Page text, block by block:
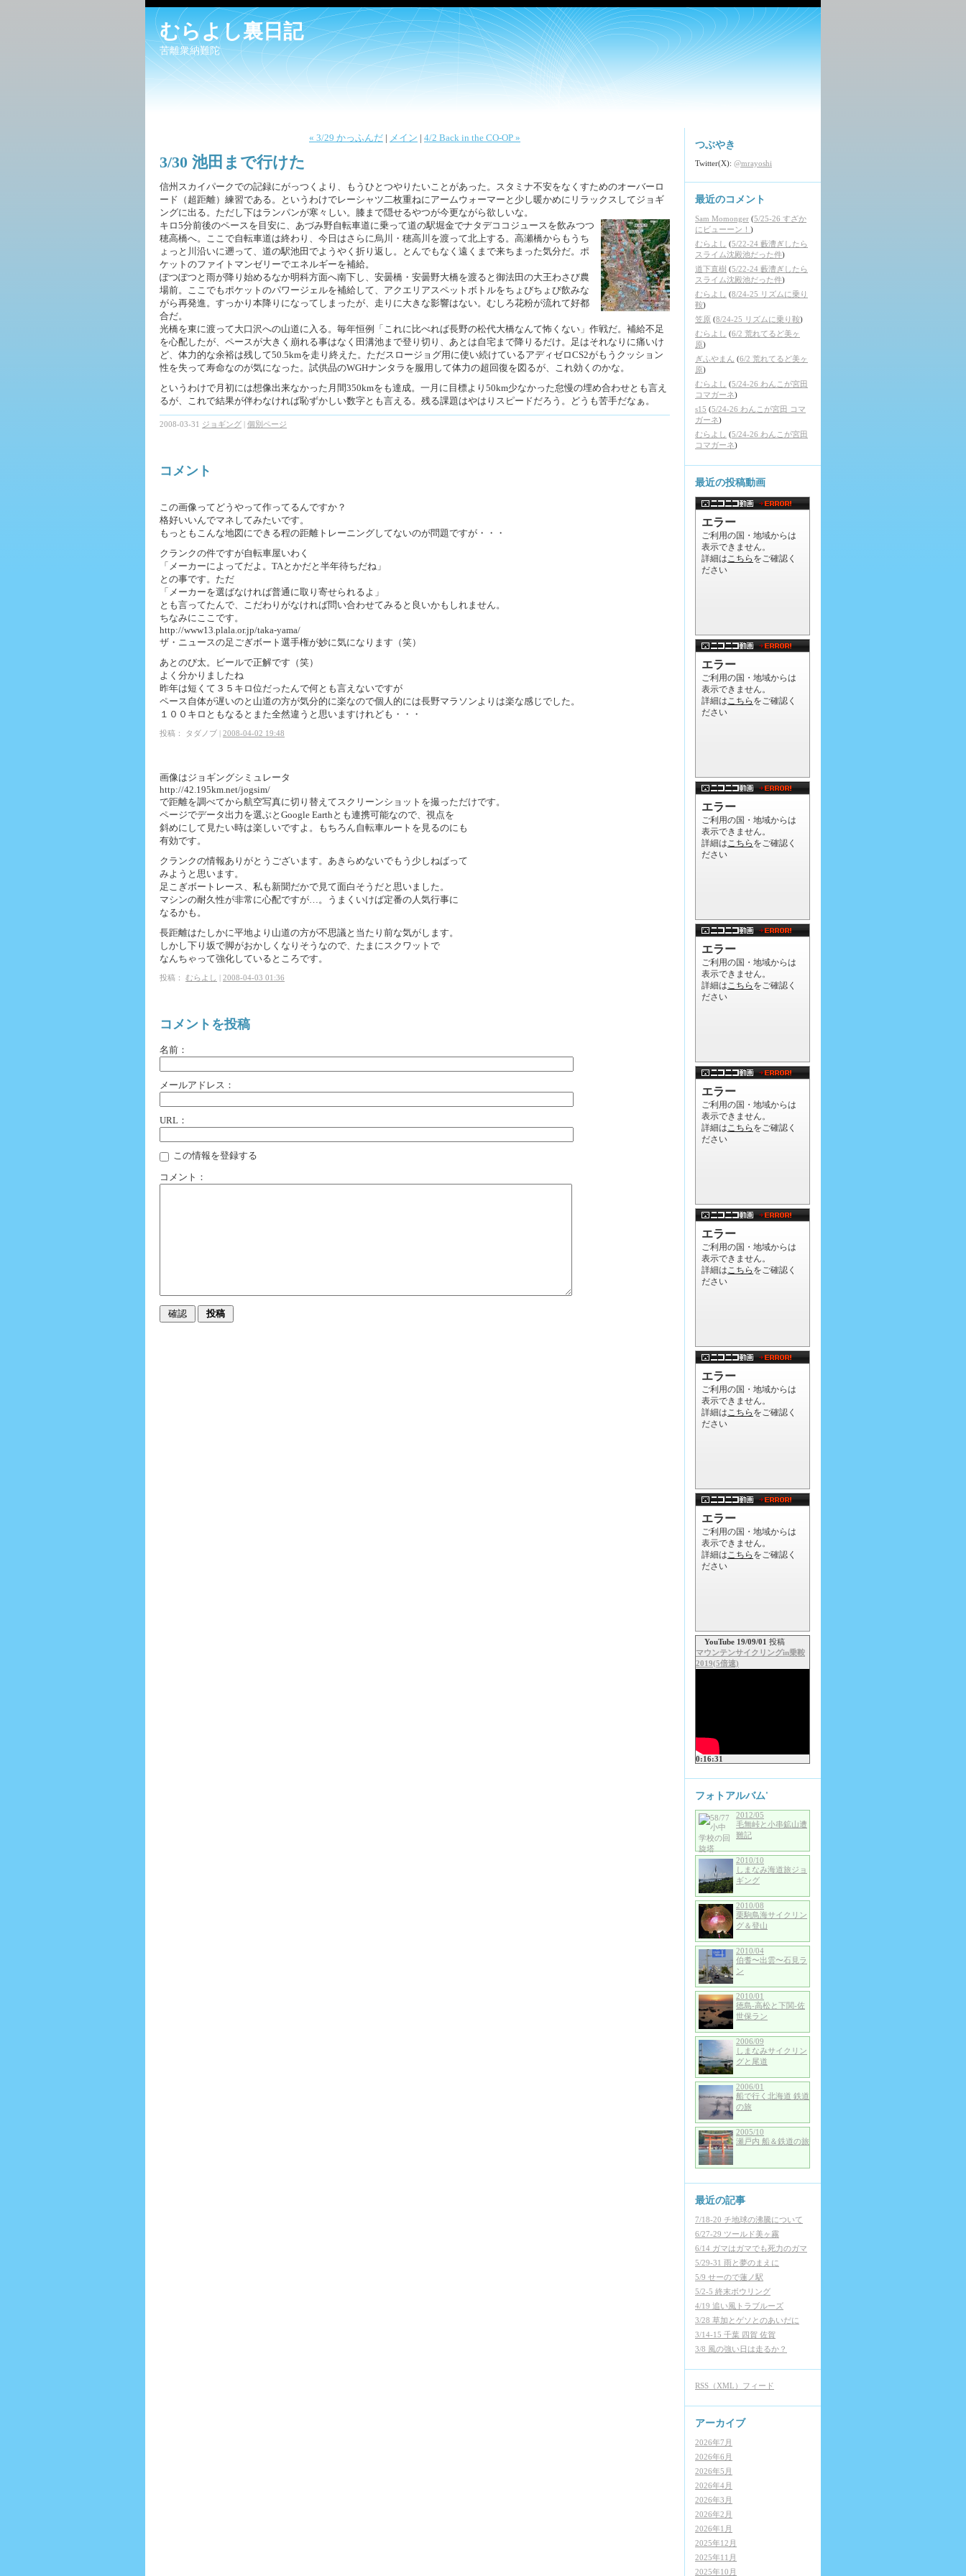
むらよし裏日記
苦離衆納難陀
« 3/29 かっふんだ | メイン | 4/2 Back in the CO-OP »
3/30 池田まで行けた
信州スカイパークでの記録にがっつくより、もうひとつやりたいことがあった。スタミナ不安をなくすためのオーバーロ
ード（超距離）練習である。というわけでレーシャツ二枚重ねにアームウォーマーと少し暖かめにリラックスしてジョギ
ングに出る。ただし下はランパンが寒々しい。膝まで隠せるやつが今更ながら欲しいな。
キロ5分前後のペースを目安に、あづみ野自転車道に乗って道の駅堀金でナタデココジュースを飲みつつ
穂高橋へ。ここで自転車道は終わり、今日はさらに烏川・穂高川を渡って北上する。高瀬橋からもうち
ょっと川沿いに遡って、道の駅池田でようやく折り返し。とんでもなく遠くまで来ちまった気分だ。ポ
ケットのファイトマンゼリーでエネルギーを補給。
ぽつぽつと雨が降り始めるなか明科方面へ南下し、安曇橋・安曇野大橋を渡ると御法田の大王わさび農
場前。ここでもポケットのパワージェルを補給して、アクエリアスペットボトルをちょびちょび飲みな
がら再発進。すっかり本降りになってしまったが、走りに大きな影響はない。むしろ花粉が流れて好都
合だ。
光橋を東に渡って大口沢への山道に入る。毎年恒例「これに比べれば長野の松代大橋なんて怖くない」作戦だ。補給不足
を心配したが、ペースが大きく崩れる事はなく田溝池まで登り切り、あとは自宅まで降りるだけ。足はそれなりに痛いけ
ど、体力的な余裕は残して50.5kmを走り終えた。ただスロージョグ用に使い続けているアディゼロCS2がもうクッション
性を失って寿命なのが気になった。試供品のWGHナンタラを服用して体力の超回復を図るが、これ効くのかな。
というわけで月初には想像出来なかった月間350kmをも達成。一月に目標より50km少なかった怠慢の埋め合わせとも言え
るが、これで結果が伴わなければ恥ずかしい数字とも言える。残る課題はやはりスピードだろう。どうも苦手だなぁ。
2008-03-31 ジョギング | 個別ページ
コメント
この画像ってどうやって作ってるんですか？
格好いいんでマネしてみたいです。
もっともこんな地図にできる程の距離トレーニングしてないのが問題ですが・・・
クランクの件ですが自転車屋いわく
「メーカーによってだよ。TAとかだと半年待ちだね」
との事です。ただ
「メーカーを選ばなければ普通に取り寄せられるよ」
とも言ってたんで、こだわりがなければ問い合わせてみると良いかもしれません。
ちなみにここです。
http://www13.plala.or.jp/taka-yama/
ザ・ニュースの足ごぎボート選手権が妙に気になります（笑）
あとのび太。ビールで正解です（笑）
よく分かりましたね
昨年は短くて３５キロ位だったんで何とも言えないですが
ペース自体が遅いのと山道の方が気分的に楽なので個人的には長野マラソンよりは楽な感じでした。
１００キロともなるとまた全然違うと思いますけれども・・・
投稿： タダノブ | 2008-04-02 19:48
画像はジョギングシミュレータ
http://42.195km.net/jogsim/
で距離を調べてから航空写真に切り替えてスクリーンショットを撮っただけです。
ページでデータ出力を選ぶとGoogle Earthとも連携可能なので、視点を
斜めにして見たい時は楽しいですよ。もちろん自転車ルートを見るのにも
有効です。
クランクの情報ありがとうございます。あきらめないでもう少しねばって
みようと思います。
足こぎボートレース、私も新聞だかで見て面白そうだと思いました。
マシンの耐久性が非常に心配ですが…。うまくいけば定番の人気行事に
なるかも。
長距離はたしかに平地より山道の方が不思議と当たり前な気がします。
しかし下り坂で脚がおかしくなりそうなので、たまにスクワットで
なんちゃって強化しているところです。
投稿： むらよし | 2008-04-03 01:36
コメントを投稿
名前：
メールアドレス：
URL：
この情報を登録する
コメント：
つぶやき
Twitter(X): @mrayoshi
最近のコメント
Sam Momonger (5/25-26 すざか
にビューーン！ )
むらよし (5/22-24 藪漕ぎしたら
スライム沈殿池だった件)
道下直樹 (5/22-24 藪漕ぎしたら
スライム沈殿池だった件)
むらよし (8/24-25 リズムに乗り
鞍)
笠原 (8/24-25 リズムに乗り鞍)
むらよし (6/2 荒れてるど美ヶ
原)
ぎふやまん (6/2 荒れてるど美ヶ
原)
むらよし (5/24-26 わんこが宮田
コマガーネ)
s15 (5/24-26 わんこが宮田 コマ
ガーネ)
むらよし (5/24-26 わんこが宮田
コマガーネ)
最近の投稿動画
YouTube 19/09/01 投稿
マウンテンサイクリングin乗鞍
2019(5倍速)
0:16:31
フォトアルバム'
2012/05
毛無峠と小串鉱山遭
難記
2010/10
しまなみ海道旅ジョ
ギング
2010/08
栗駒鳥海サイクリン
グ＆登山
2010/04
伯耆〜出雲〜石見ラ
ン
2010/01
徳島-高松と下関-佐
世保ラン
2006/09
しまなみサイクリン
グと尾道
2006/01
船で行く北海道 鉄道
の旅
2005/10
瀬戸内 船＆鉄道の旅
最近の記事
7/18-20 チ地球の沸騰について
6/27-29 ツールド美ヶ霧
6/14 ガマはガマでも死力のガマ
5/29-31 雨と夢のまえに
5/9 せーので蓮ノ駅
5/2-5 終末ボウリング
4/19 追い風トラブルーズ
3/28 草加とゲソとのあいだに
3/14-15 千葉 四賀 佐賀
3/8 風の強い日は走るか？
RSS（XML）フィード
アーカイブ
2026年7月
2026年6月
2026年5月
2026年4月
2026年3月
2026年2月
2026年1月
2025年12月
2025年11月
2025年10月